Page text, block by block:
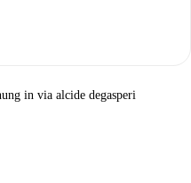
in via alcide degasperi